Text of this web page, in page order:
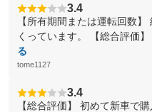
3.4
【所有期間または運転回数
くっています。 【総合評価
る
tome1127
3.4
【総合評価】 初めて新車で